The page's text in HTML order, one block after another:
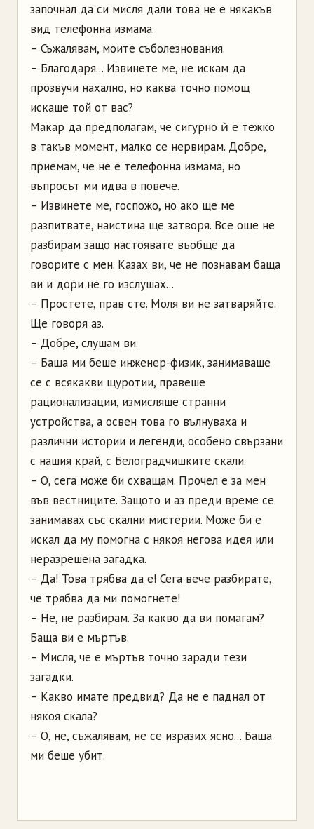
започнал да си мисля дали това не е някакъв
вид телефонна измама.
– Съжалявам, моите съболезнования.
– Благодаря... Извинете ме, не искам да
прозвучи нахално, но каква точно помощ
искаше той от вас?
Макар да предполагам, че сигурно ѝ е тежко
в такъв момент, малко се нервирам. Добре,
приемам, че не е телефонна измама, но
въпросът ми идва в повече.
– Извинете ме, госпожо, но ако ще ме
разпитвате, наистина ще затворя. Все още не
разбирам защо настоявате въобще да
говорите с мен. Казах ви, че не познавам баща
ви и дори не го изслушах...
– Простете, прав сте. Моля ви не затваряйте.
Ще говоря аз.
– Добре, слушам ви.
– Баща ми беше инженер-физик, занимаваше
се с всякакви щуротии, правеше
рационализации, измисляше странни
устройства, а освен това го вълнуваха и
различни истории и легенди, особено свързани
с нашия край, с Белоградчишките скали.
– О, сега може би схващам. Прочел е за мен
във вестниците. Защото и аз преди време се
занимавах със скални мистерии. Може би е
искал да му помогна с някоя негова идея или
неразрешена загадка.
– Да! Това трябва да е! Сега вече разбирате,
че трябва да ми помогнете!
– Не, не разбирам. За какво да ви помагам?
Баща ви е мъртъв.
– Мисля, че е мъртъв точно заради тези
загадки.
– Какво имате предвид? Да не е паднал от
някоя скала?
– О, не, съжалявам, не се изразих ясно... Баща
ми беше убит.